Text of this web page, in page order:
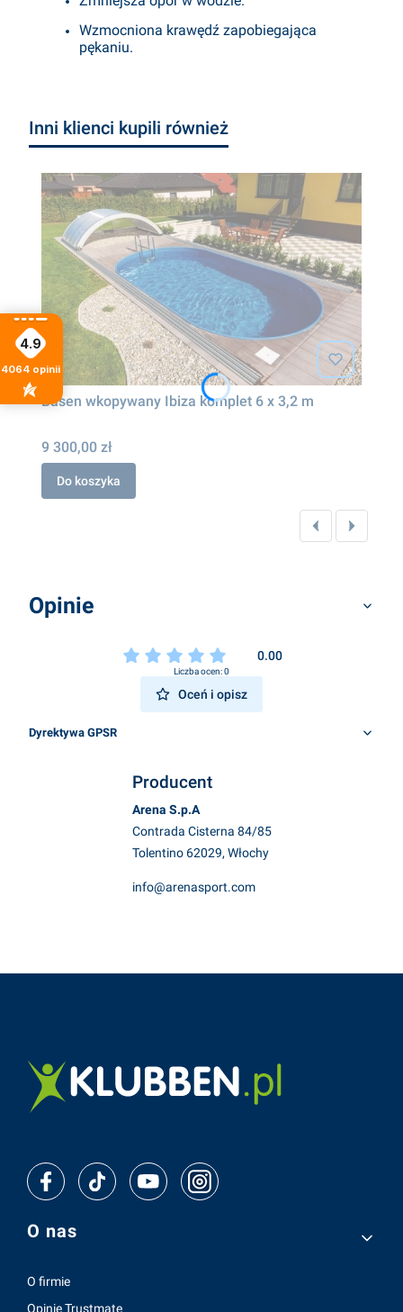
Wzmocniona krawędź zapobiegająca
pękaniu.
Inni klienci kupili również
Basen wkopywany Ibiza komplet 6 x 3,2 m
9 300,00 zł
Do koszyka
Opinie
0.00
Liczba ocen: 0
Oceń i opisz
Dyrektywa GPSR
Producent
Arena S.p.A
Contrada Cisterna 84/85
Tolentino 62029, Włochy
info@arenasport.com
Linki w stopce
O nas
O firmie
Opinie Trustmate
4.9
4064 opinii